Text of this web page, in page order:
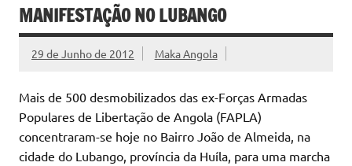
MANIFESTAÇÃO NO LUBANGO
29 de Junho de 2012 Maka Angola
Mais de 500 desmobilizados das ex-Forças Armadas
Populares de Libertação de Angola (FAPLA)
concentraram-se hoje no Bairro João de Almeida, na
cidade do Lubango, província da Huíla, para uma marcha